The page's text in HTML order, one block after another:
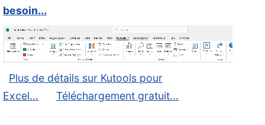
besoin...
Plus de détails sur Kutools pour
Excel...
Téléchargement gratuit...